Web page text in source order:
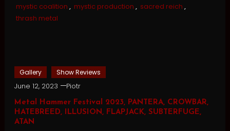
mystic coalition , mystic production , sacred reich ,
thrash metal
Gallery Show Reviews
June 12, 2023 Piotr
Metal Hammer Festival 2023, PANTERA, CROWBAR,
HATEBREED, ILLUSION, FLAPJACK, SUBTERFUGE,
ATAN